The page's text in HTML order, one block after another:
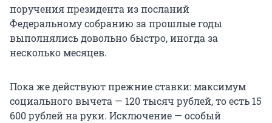
поручения президента из посланий
Федеральному собранию за прошлые годы
выполнялись довольно быстро, иногда за
несколько месяцев.
Пока же действуют прежние ставки: максимум
социального вычета — 120 тысяч рублей, то есть 15
600 рублей на руки. Исключение — особый